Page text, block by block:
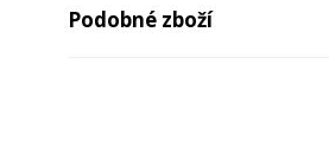
Podobné zboží